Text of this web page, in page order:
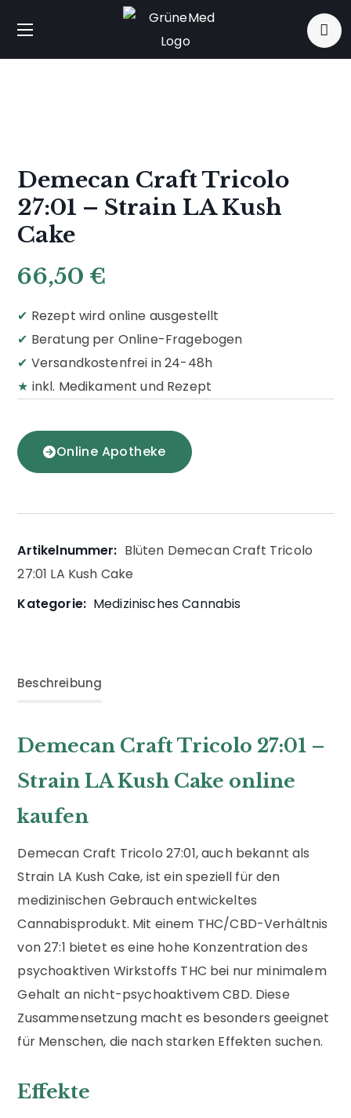
Demecan Craft Tricolo
27:01 – Strain LA Kush
Cake
66,50 €
✔ Rezept wird online ausgestellt
✔ Beratung per Online-Fragebogen
✔ Versandkostenfrei in 24-48h
★ inkl. Medikament und Rezept
Online Apotheke
Artikelnummer: Blüten Demecan Craft Tricolo
27:01 LA Kush Cake
Kategorie: Medizinisches Cannabis
Beschreibung
Demecan Craft Tricolo 27:01 –
Strain LA Kush Cake online
kaufen
Demecan Craft Tricolo 27:01, auch bekannt als
Strain LA Kush Cake, ist ein speziell für den
medizinischen Gebrauch entwickeltes
Cannabisprodukt. Mit einem THC/CBD-Verhältnis
von 27:1 bietet es eine hohe Konzentration des
psychoaktiven Wirkstoffs THC bei nur minimalem
Gehalt an nicht-psychoaktivem CBD. Diese
Zusammensetzung macht es besonders geeignet
für Menschen, die nach starken Effekten suchen.
Effekte